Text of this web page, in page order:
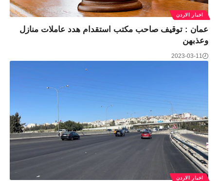
اخبار الاردن
عمان : توقيف صاحب مكتب استقدام هدد عاملات منازل
وعذبهن
2023-03-11
اخبار الاردن